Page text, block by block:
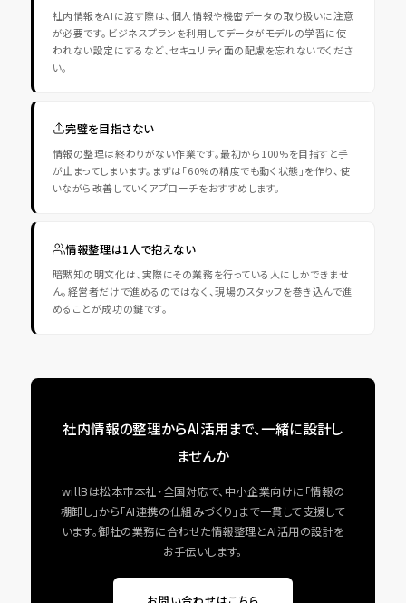
社内情報をAIに渡す際は、個人情報や機密データの取り扱いに注意
が必要です。ビジネスプランを利用してデータがモデルの学習に使
われない設定にするなど、セキュリティ面の配慮を忘れないでくださ
い。
完璧を目指さない
情報の整理は終わりがない作業です。最初から100%を目指すと手
が止まってしまいます。まずは「60%の精度でも動く状態」を作り、使
いながら改善していくアプローチをおすすめします。
情報整理は1人で抱えない
暗黙知の明文化は、実際にその業務を行っている人にしかできませ
ん。経営者だけで進めるのではなく、現場のスタッフを巻き込んで進
めることが成功の鍵です。
社内情報の整理からAI活用まで、一緒に設計し
ませんか
willBは松本市本社・全国対応で、中小企業向けに「情報の
棚卸し」から「AI連携の仕組みづくり」まで一貫して支援して
います。御社の業務に合わせた情報整理とAI活用の設計を
お手伝いします。
お問い合わせはこちら